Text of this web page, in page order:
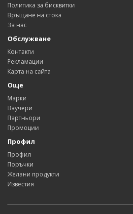
Политика за бисквитки
Връщане на стока
За нас
Обслужване
Контакти
Рекламации
Карта на сайта
Още
Марки
Ваучери
Партньори
Промоции
Профил
Профил
Поръчки
Желани продукти
Известия